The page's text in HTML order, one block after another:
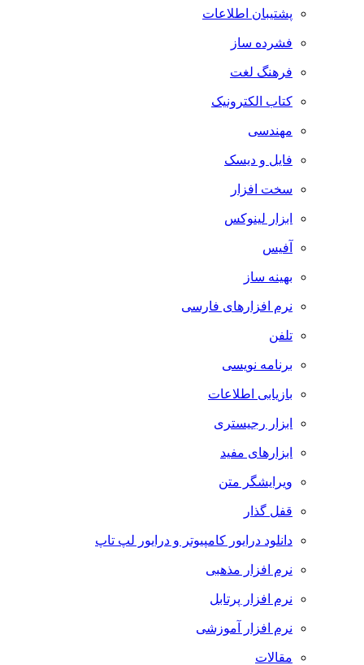
پشتیبان اطلاعات
فشرده ساز
فرهنگ لغت
کتاب الکترونیک
مهندسی
فایل و دیسک
سخت افزار
ابزار لینوکس
آفیس
بهینه ساز
نرم افزارهای فارسی
تلفن
برنامه نویسی
بازیابی اطلاعات
ابزار رجیستری
ابزارهای مفید
ویرایشگر متن
قفل گذار
دانلود درایور کامپیوتر و درایور لپ تاپ
نرم افزار مذهبی
نرم افزار پرتابل
نرم افزار آموزشی
مقالات